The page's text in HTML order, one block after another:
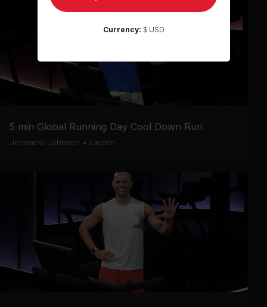
5 min Global Running Day Cool Down Run
Jermaine Johnson • Laufen
Currency: $ USD